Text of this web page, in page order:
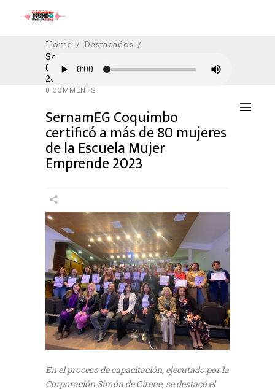
Home
Destacados
SernamEG Coquimbo Certificó A Más De
80 Mujeres De La Escuela Mujer Emprende
2023
DESTACADOS SOCIAL,SOCIAL
28/09/2023
AUTHOR: HECTOR
0 COMMENTS
SernamEG Coquimbo
certificó a más de 80 mujeres
de la Escuela Mujer
Emprende 2023
En el proceso de capacitación, ejecutado por la
Corporación Simón de Cirene, se destacó el